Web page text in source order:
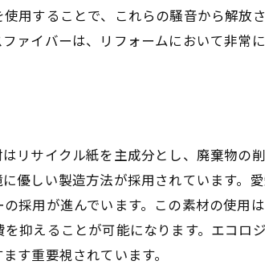
ーの貢献
用することで、これらの騒音から解放
ァイバーは、リフォームにおいて非常
リサイクル紙を主成分とし、廃棄物の
しい製造方法が採用されています。愛
採用が進んでいます。この素材の使用
抑えることが可能になります。エコロ
す重要視されています。